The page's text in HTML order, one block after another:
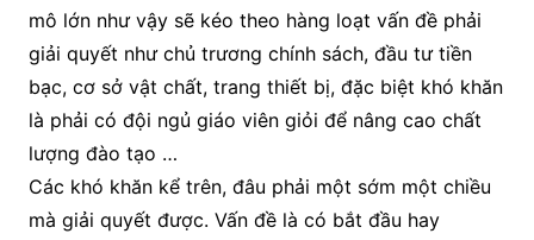
mô lớn như vậy sẽ kéo theo hàng loạt vấn đề phải
giải quyết như chủ trương chính sách, đầu tư tiền
bạc, cơ sở vật chất, trang thiết bị, đặc biệt khó khăn
là phải có đội ngủ giáo viên giỏi để nâng cao chất
lượng đào tạo …
Các khó khăn kể trên, đâu phải một sớm một chiều
mà giải quyết được. Vấn đề là có bắt đầu hay